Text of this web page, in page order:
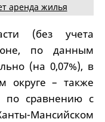
аренда жилья
(без учета
по данным
(на 0,07%), в
округе – также
по сравнению с
Мансийском